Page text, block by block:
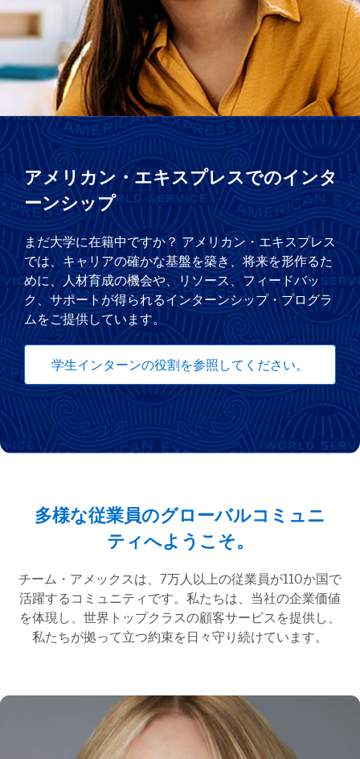
アメリカン・エキスプレスでのインタ
ーンシップ
まだ大学に在籍中ですか？ アメリカン・エキスプレス
では、キャリアの確かな基盤を築き、将来を形作るた
めに、人材育成の機会や、リソース、フィードバッ
ク、サポートが得られるインターンシップ・プログラ
ムをご提供しています。
学生インターンの役割を参照してください。
多様な従業員のグローバルコミュニ
ティへようこそ。
チーム・アメックスは、7万人以上の従業員が110か国で
活躍するコミュニティです。私たちは、当社の企業価値
を体現し、世界トップクラスの顧客サービスを提供し、
私たちが拠って立つ約束を日々守り続けています。